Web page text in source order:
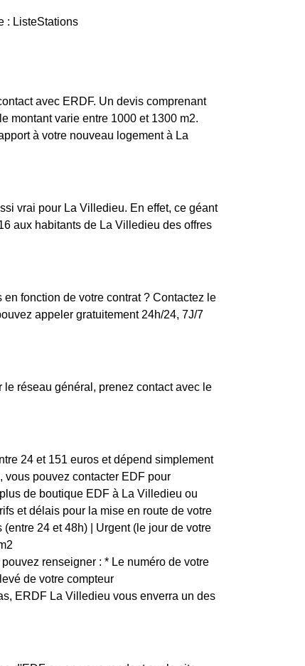
: ListeStations
avec ERDF. Un devis comprenant
montant varie entre 1000 et 1300 m2.
à votre nouveau logement à La
vrai pour La Villedieu. En effet, ce géant
aux habitants de La Villedieu des offres
fonction de votre contrat ? Contactez le
appeler gratuitement 24h/24, 7J/7
réseau général, prenez contact avec le
24 et 151 euros et dépend simplement
pouvez contacter EDF pour
de boutique EDF à La Villedieu ou
et délais pour la mise en route de votre
24 et 48h) | Urgent (le jour de votre
renseigner : * Le numéro de votre
de votre compteur
ERDF La Villedieu vous enverra un des